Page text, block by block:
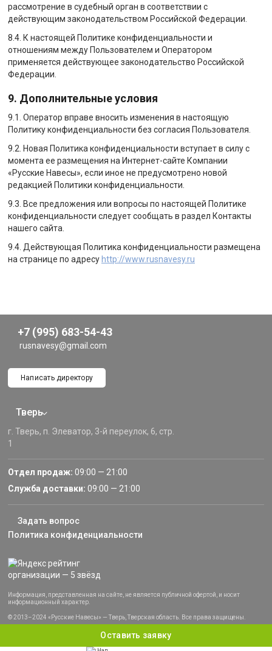
рассмотрение в судебный орган в соответствии с
действующим законодательством Российской Федерации.
8.4. К настоящей Политике конфиденциальности и
отношениям между Пользователем и Оператором
применяется действующее законодательство Российской
Федерации.
9. Дополнительные условия
9.1. Оператор вправе вносить изменения в настоящую
Политику конфиденциальности без согласия Пользователя.
9.2. Новая Политика конфиденциальности вступает в силу с
момента ее размещения на Интернет-сайте Компании
«Русские Навесы», если иное не предусмотрено новой
редакцией Политики конфиденциальности.
9.3. Все предложения или вопросы по настоящей Политике
конфиденциальности следует сообщать в раздел Контакты
нашего сайта.
9.4. Действующая Политика конфиденциальности размещена
на странице по адресу http://www.rusnavesy.ru
Оставить заявку
+7 (995) 683-54-43
rusnavesy@gmail.com
Написать директору
Тверь
г. Тверь, п. Элеватор, 3-й переулок, 6, стр.
1
Отдел продаж: 09:00 — 21:00
Служба доставки: 09:00 — 21:00
Задать вопрос
Политика конфиденциальности
Информация, представленная на сайте, не является публичной офертой, и носит
информационный характер.
© 2013–2024 «Русские Навесы» — Тверь, Тверская область. Все права защищены.